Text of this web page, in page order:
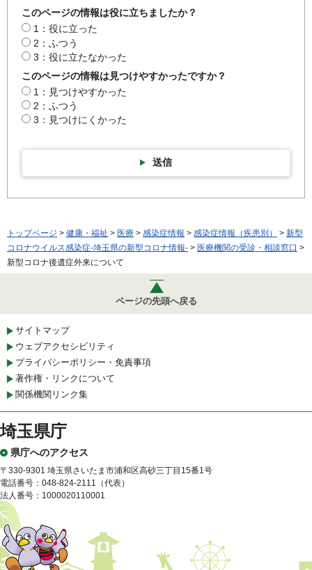
このページの情報は役に立ちましたか？
1：役に立った
2：ふつう
3：役に立たなかった
このページの情報は見つけやすかったですか？
1：見つけやすかった
2：ふつう
3：見つけにくかった
送信
トップページ > 健康・福祉 > 医療 > 感染症情報 > 感染症情報（疾患別） > 新型
コロナウイルス感染症-埼玉県の新型コロナ情報- > 医療機関の受診・相談窓口 >
新型コロナ後遺症外来について
ページの先頭へ戻る
サイトマップ
ウェブアクセシビリティ
プライバシーポリシー・免責事項
著作権・リンクについて
関係機関リンク集
埼玉県庁
県庁へのアクセス
〒330-9301 埼玉県さいたま市浦和区高砂三丁目15番1号
電話番号：048-824-2111（代表）
法人番号：1000020110001